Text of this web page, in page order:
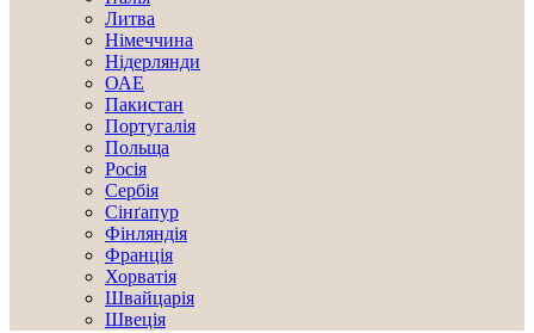
Литва
Німеччина
Нідерлянди
ОАЕ
Пакистан
Португалія
Польща
Росія
Сербія
Сінґапур
Фінляндія
Франція
Хорватія
Швайцарія
Швеція